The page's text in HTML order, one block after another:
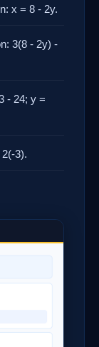
x = 8 - 2y.
3(8 - 2y) -
- 24; y =
3).